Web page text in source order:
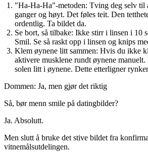
"Ha-Ha-Ha"-metoden: Tving deg selv til
ganger og høyt. Det føles teit. Den
ordentlig. Ta bildet da.
Se bort, så tilbake: Ikke stirr i linsen i 10
Smil. Se så raskt opp i linsen og knips
Klem øynene litt sammen: Hvis du ikke
aktivere musklene rundt øynene
solen litt i øynene. Dette etterligner
Dommen: Ja, men gjør det riktig
Så, bør menn smile på datingbilder?
Ja. Absolutt.
Men slutt å bruke det stive bildet fra
vitnemålsutdelingen.